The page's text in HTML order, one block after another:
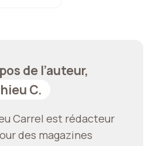
de l’auteur,
C.
Carrel est rédacteur
des magazines